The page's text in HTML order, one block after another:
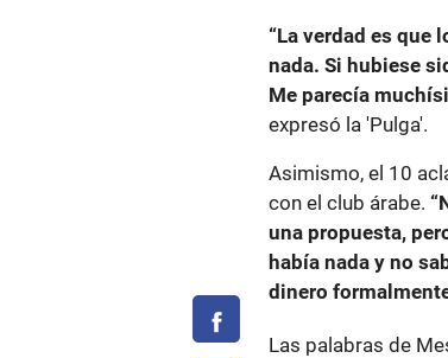
“La verdad es que
nada. Si hubiese
Me parecía
expresó la 'Pulga'.
Asimismo, el 10
con el club árabe.
una propuesta,
había nada y no
dinero
Las palabras de